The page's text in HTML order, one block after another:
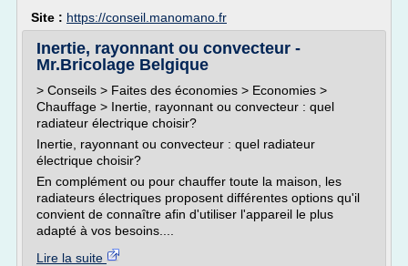
Site : https://conseil.manomano.fr
Inertie, rayonnant ou convecteur -
Mr.Bricolage Belgique
> Conseils > Faites des économies > Economies >
Chauffage > Inertie, rayonnant ou convecteur : quel
radiateur électrique choisir?
Inertie, rayonnant ou convecteur : quel radiateur
électrique choisir?
En complément ou pour chauffer toute la maison, les
radiateurs électriques proposent différentes options qu'il
convient de connaître afin d'utiliser l'appareil le plus
adapté à vos besoins....
Lire la suite